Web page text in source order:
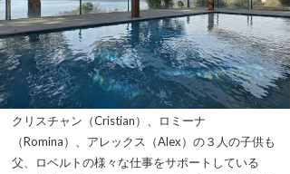
クリスチャン（Cristian）、ロミーナ
（Romina）、アレックス（Alex）の３人の子供も
父、ロベルトの様々な仕事をサポートしている